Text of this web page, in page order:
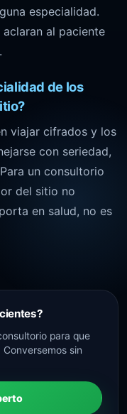
especialidad.
al paciente
de los
viajar cifrados y los
con seriedad,
un consultorio
del sitio no
en salud, no es
para que
sin